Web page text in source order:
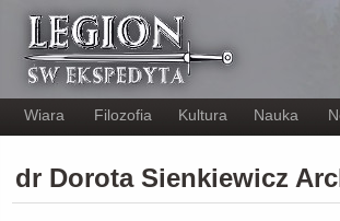
Wiara Filozofia Kultura Nauka
dr Dorota Sienkiewicz